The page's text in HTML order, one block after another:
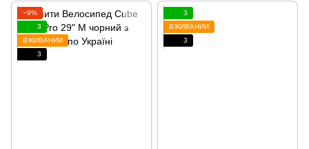
−9%
3
ВЖИВАНИЙ
3
3
ВЖИВАНИЙ
3